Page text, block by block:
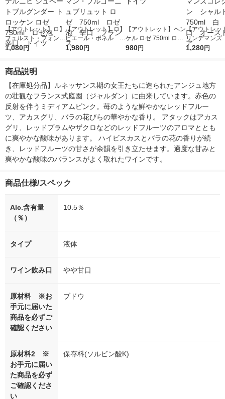
【アウトレット】ロ】
フュルスト・フォン・
メッテルニヒ シュペ
l ロゼ泡 辛口 ド
イツ
1,080円
【アウトレット】ロ】
ピエール・ポネル ク
レマン・ブルゴーニュ
1,980円
【アウトレット】ヘン
ケル ロゼ 750ml ロゼ
泡 辛口 ドイツ
980円
【アウトレッ
リンデマン
トルマンズコ
1,280円
商品説明
【在庫処分品】ルネッサンス期の女王たちに造られたアンジュ地方
の壮観なフランス式庭園（ジャルダン）に由来しています。赤色の
反射を伴うミディアムピンク。苺のような鮮やかなレッドフルー
ツ、アカスグリ、バラの花びらの華やかな香り。 アタックはアカス
グリ、レッドプラムやザクロなどのレッドフルーツのアロマととも
に爽やかな酸味があります。 ハイビスカスとバラの花の香りが続
き、レッドフルーツの甘さが余韻を引き立たせます。適度な甘みと
爽やかな酸味のバランスがよく取れたワインです。
商品仕様/スペック
Alc.含有量
（％）
10.5％
タイプ 液体
ワイン飲み口 やや甘口
原材料 ※お
手元に届いた
商品を必ずご
確認ください
ブドウ
原材料2 ※
お手元に届い
た商品を必ず
ご確認くださ
い
保存料(ソルビン酸K)